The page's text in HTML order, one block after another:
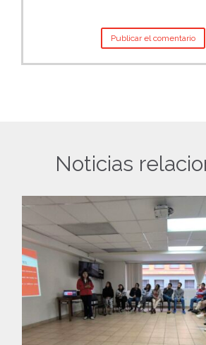
Noticias